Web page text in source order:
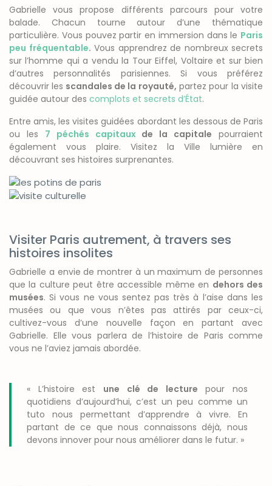
Gabrielle vous propose différents parcours pour votre
balade. Chacun tourne autour d’une thématique
particulière. Vous pouvez partir en immersion dans le Paris
peu fréquentable. Vous apprendrez de nombreux secrets
sur l’homme qui a vendu la Tour Eiffel, Voltaire et sur bien
d’autres personnalités parisiennes. Si vous préférez
découvrir les scandales de la royauté, partez pour la visite
guidée autour des complots et secrets d’État.
Entre amis, les visites guidées abordant les dessous de Paris
ou les 7 péchés capitauxde la capitale pourraient
également vous plaire. Visitez la Ville lumière en
découvrant ses histoires surprenantes.
Visiter Paris autrement, à travers ses
histoires insolites
Gabrielle a envie de montrer à un maximum de personnes
que la culture peut être accessible même en dehors des
musées. Si vous ne vous sentez pas très à l’aise dans les
musées ou que vous n’êtes pas attirés par ceux-ci,
cultivez-vous d’une nouvelle façon en partant avec
Gabrielle. Elle vous parlera de l’histoire de Paris comme
vous ne l’aviez jamais abordée.
« L’histoire est une clé de lecture pour nos
quotidiens d’aujourd’hui, c’est un peu comme un
tuto nous permettant d’apprendre à vivre. En
partant de ce que nous connaissons déjà, nous
devons innover pour nous améliorer dans le futur. »